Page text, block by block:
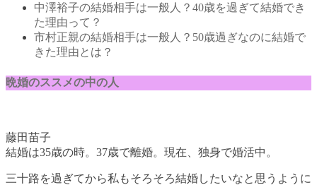
中澤裕子の結婚相手は一般人？40歳を過ぎて結婚でき
た理由って？
市村正親の結婚相手は一般人？50歳過ぎなのに結婚で
きた理由とは？
晩婚のススメの中の人
藤田苗子
結婚は35歳の時。37歳で離婚。現在、独身で婚活中。
三十路を過ぎてから私もそろそろ結婚したいなと思うように